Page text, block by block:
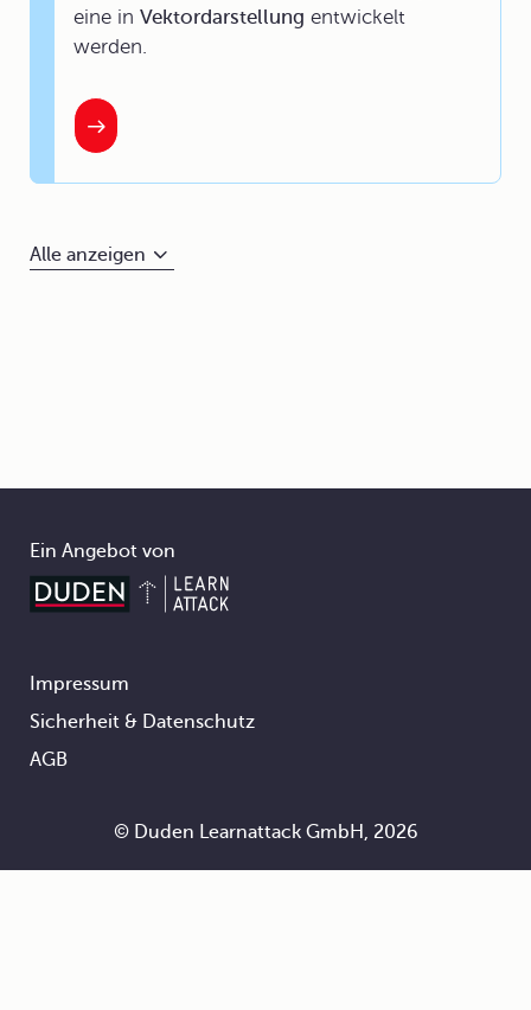
eine in Vektordarstellung entwickelt
werden.
Alle anzeigen
Ein Angebot von
Footer
Impressum
Sicherheit & Datenschutz
AGB
© Duden Learnattack GmbH, 2026